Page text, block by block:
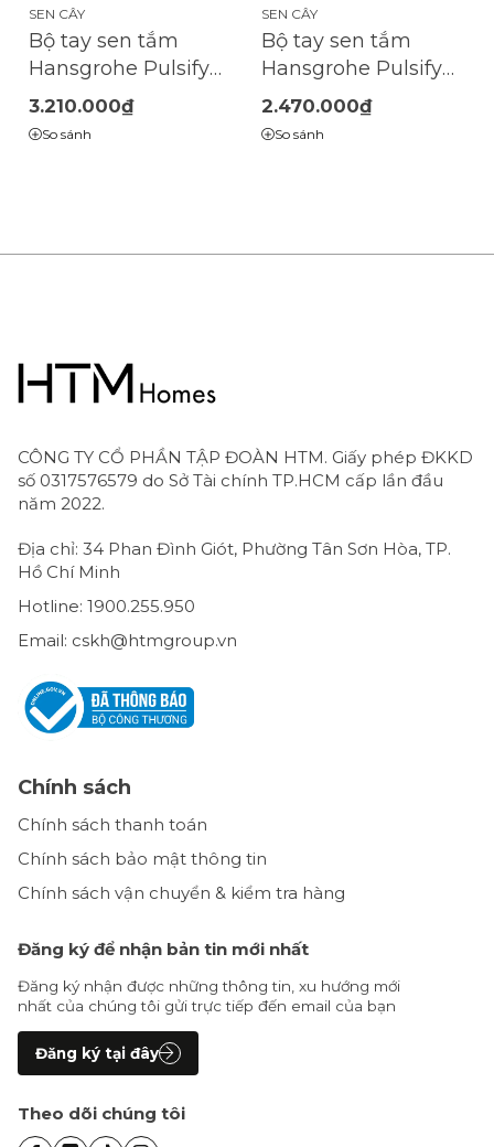
SEN CÂY
Bộ tay sen tắm
Hansgrohe Pulsify
Select S 105 Matt
Black Relaxation
3.210.000₫
So sánh
SEN CÂY
Bộ tay sen tắm
Hansgrohe Pulsify
Select S 105
Relaxation
2.470.000₫
So sánh
CÔNG TY CỔ PHẦN TẬP ĐOÀN HTM. Giấy phép ĐKKD
số 0317576579 do Sở Tài chính TP.HCM cấp lần đầu
năm 2022.
Địa chỉ: 34 Phan Đình Giót, Phường Tân Sơn Hòa, TP.
Hồ Chí Minh
Hotline: 1900.255.950
Email: cskh@htmgroup.vn
Chính sách
Chính sách thanh toán
Chính sách bảo mật thông tin
Chính sách vận chuyển & kiểm tra hàng
Đăng ký để nhận bản tin mới nhất
Đăng ký nhận được những thông tin, xu hướng mới
nhất của chúng tôi gửi trực tiếp đến email của bạn
Đăng ký tại đây
Theo dõi chúng tôi